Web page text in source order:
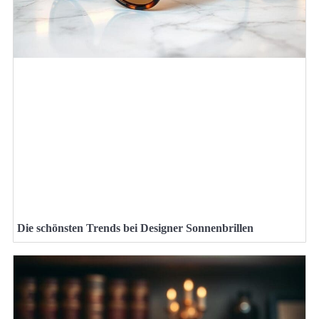
Die schönsten Trends bei Designer Sonnenbrillen